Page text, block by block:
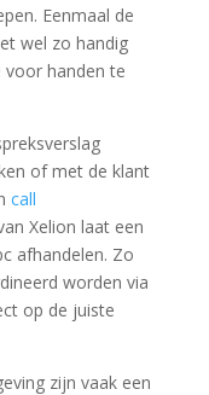
Eenmaal de
wel zo handig
handen te
of met de klant
call
Xelion laat een
afhandelen. Zo
worden via
op de juiste
zijn vaak een